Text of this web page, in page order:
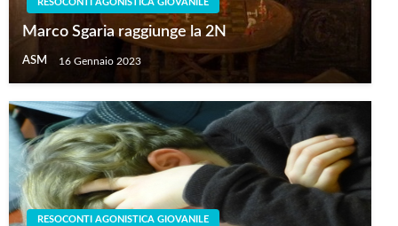
RESOCONTI AGONISTICA GIOVANILE
Marco Sgaria raggiunge la 2N
ASM 16 Gennaio 2023
RESOCONTI AGONISTICA GIOVANILE